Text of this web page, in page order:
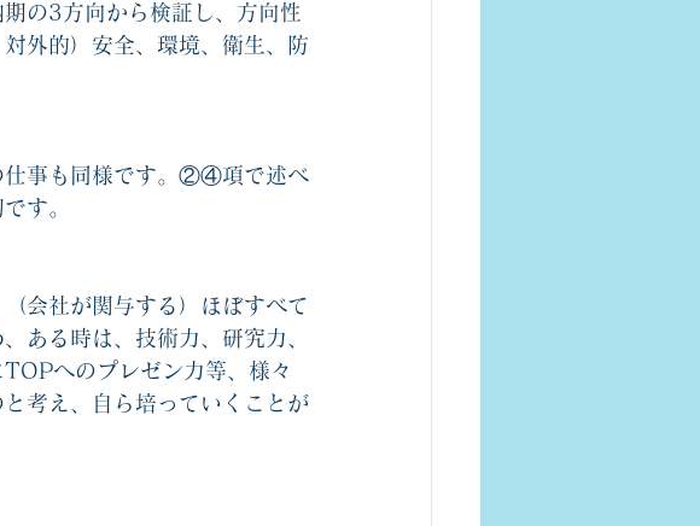
の3方向から検証し、方向性
外的）安全、環境、衛生、防
仕事も同様です。②④項で述べ
す。
会社が関与する）ほぼすべて
ある時は、技術力、研究力、
へのプレゼン力等、様々
考え、自ら培っていくことが